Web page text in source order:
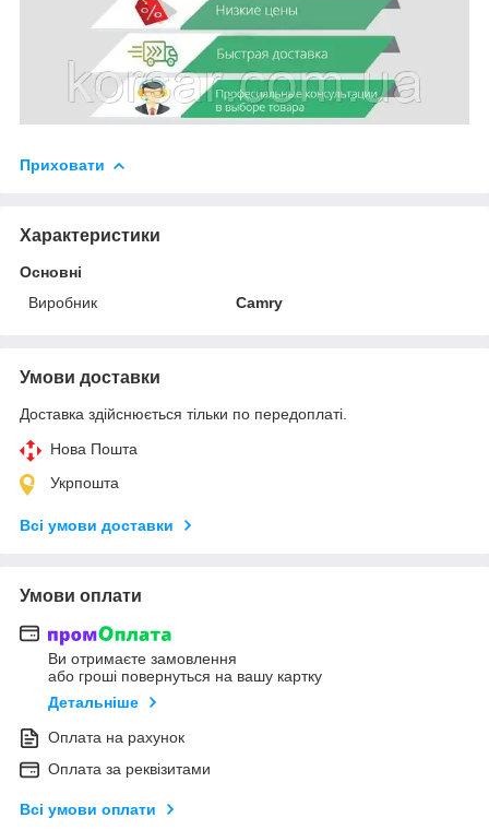
Приховати
Характеристики
Основні
Виробник
Camry
Умови доставки
Доставка здійснюється тільки по передоплаті.
Нова Пошта
Укрпошта
Всі умови доставки
Умови оплати
Ви отримаєте замовлення
або гроші повернуться на вашу картку
Детальніше
Оплата на рахунок
Оплата за реквізитами
Всі умови оплати